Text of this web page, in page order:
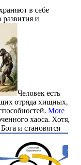
в себе
развития и
Человек есть
отряда хищных,
More
хаоса. Хотя,
и становятся